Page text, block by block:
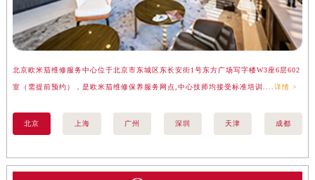
北京欧米茄维修服务中心位于北京市东城区东长安街1号东方广场写字楼W3座6层602
室（需提前预约），是欧米茄维修保养服务网点,中心技师均接受标准培训.... 详情 >
北京 上海 广州 深圳 天津 成都